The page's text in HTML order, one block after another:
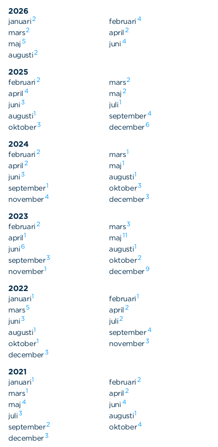
2026
januari2 februari 4
mars2 april 2
maj 5 juni 4
augusti2
2025
februari 2 mars2
april 4 maj 2
juni3 juli1
augusti1 september4
oktober3 december6
2024
februari 2 mars1
april 2 maj1
juni3 augusti1
september1 oktober3
november4 december3
2023
februari 2 mars3
april 1 maj 11
juni6 augusti1
september3 oktober2
november1 december9
2022
januari1 februari1
mars5 april 2
juni3 juli2
augusti1 september4
oktober1 november3
december3
2021
januari1 februari 2
mars1 april 2
maj 4 juni 4
juli3 augusti1
september2 oktober4
december3